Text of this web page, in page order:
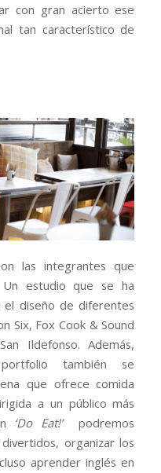
con gran acierto ese
tan característico de
las integrantes que
estudio que se ha
el diseño de diferentes
Six, Fox Cook & Sound
Ildefonso. Además,
también se
que ofrece comida
a un público más
‘Do Eat!’
podremos
organizar los
aprender inglés en